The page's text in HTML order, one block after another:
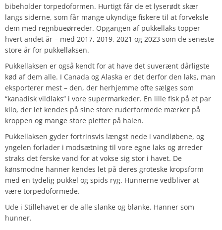
bibeholder torpedoformen. Hurtigt får de et lyserødt skær
langs siderne, som får mange ukyndige fiskere til at forveksle
dem med regnbueørreder. Opgangen af pukkellaks topper
hvert andet år – med 2017, 2019, 2021 og 2023 som de seneste
store år for pukkellaksen.
Pukkellaksen er også kendt for at have det suverænt dårligste
kød af dem alle. I Canada og Alaska er det derfor den laks, man
eksporterer mest – den, der herhjemme ofte sælges som
“kanadisk vildlaks” i vore supermarkeder. En lille fisk på et par
kilo, der let kendes på sine store ruderformede mærker på
kroppen og mange store pletter på halen.
Pukkellaksen gyder fortrinsvis længst nede i vandløbene, og
yngelen forlader i modsætning til vore egne laks og ørreder
straks det ferske vand for at vokse sig stor i havet. De
kønsmodne hanner kendes let på deres groteske kropsform
med en tydelig pukkel og spids ryg. Hunnerne vedbliver at
være torpedoformede.
Ude i Stillehavet er de alle slanke og blanke. Hanner som
hunner.